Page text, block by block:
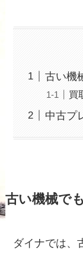
古い機
買
中古プ
古い機械で
ダイナでは、